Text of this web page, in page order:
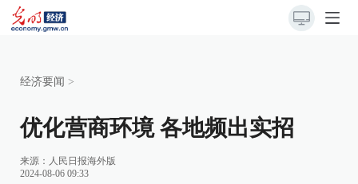
经济要闻 >
优化营商环境 各地频出实招
来源： 人民日报海外版
2024-08-06 09:33